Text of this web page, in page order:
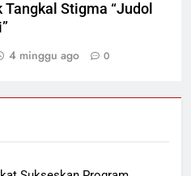
Tangkal Stigma “Judol
4 minggu ago 0